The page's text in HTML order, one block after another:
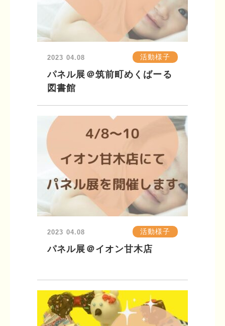
2023 04.08 活動様子
パネル展＠筑前町めくばーる
図書館
2023 04.08 活動様子
パネル展＠イオン甘木店